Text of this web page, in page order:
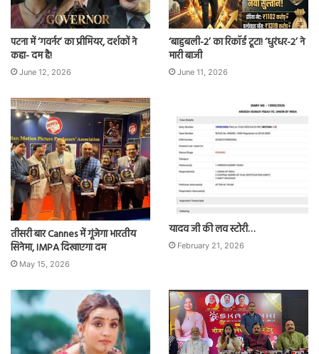
पटना में ‘गवर्नर’ का प्रीमियर, दर्शकों ने
कहा- दम है!
June 12, 2026
‘बाहुबली-2’ का रिकॉर्ड टूटा! ‘धुरंधर-2’ ने
मारी बाजी
June 11, 2026
तीसरी बार Cannes में गूंजेगा भारतीय
सिनेमा, IMPA दिखाएगा दम
May 15, 2026
यादव जी की लव स्टोरी…
February 21, 2026